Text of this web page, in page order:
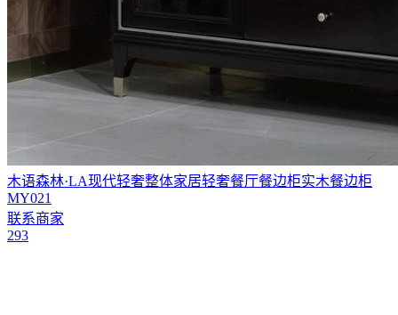
木语森林·LA现代轻奢整体家居轻奢餐厅餐边柜实木餐边柜
MY021
联系商家
293